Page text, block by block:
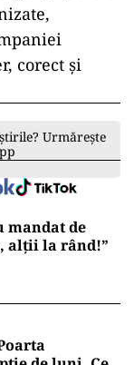
corect și
Urmărește
mandat de
alții la rând!”